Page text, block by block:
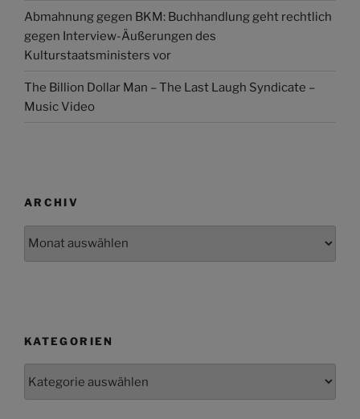
Abmahnung gegen BKM: Buchhandlung geht rechtlich
gegen Interview-Äußerungen des
Kulturstaatsministers vor
The Billion Dollar Man – The Last Laugh Syndicate –
Music Video
ARCHIV
KATEGORIEN